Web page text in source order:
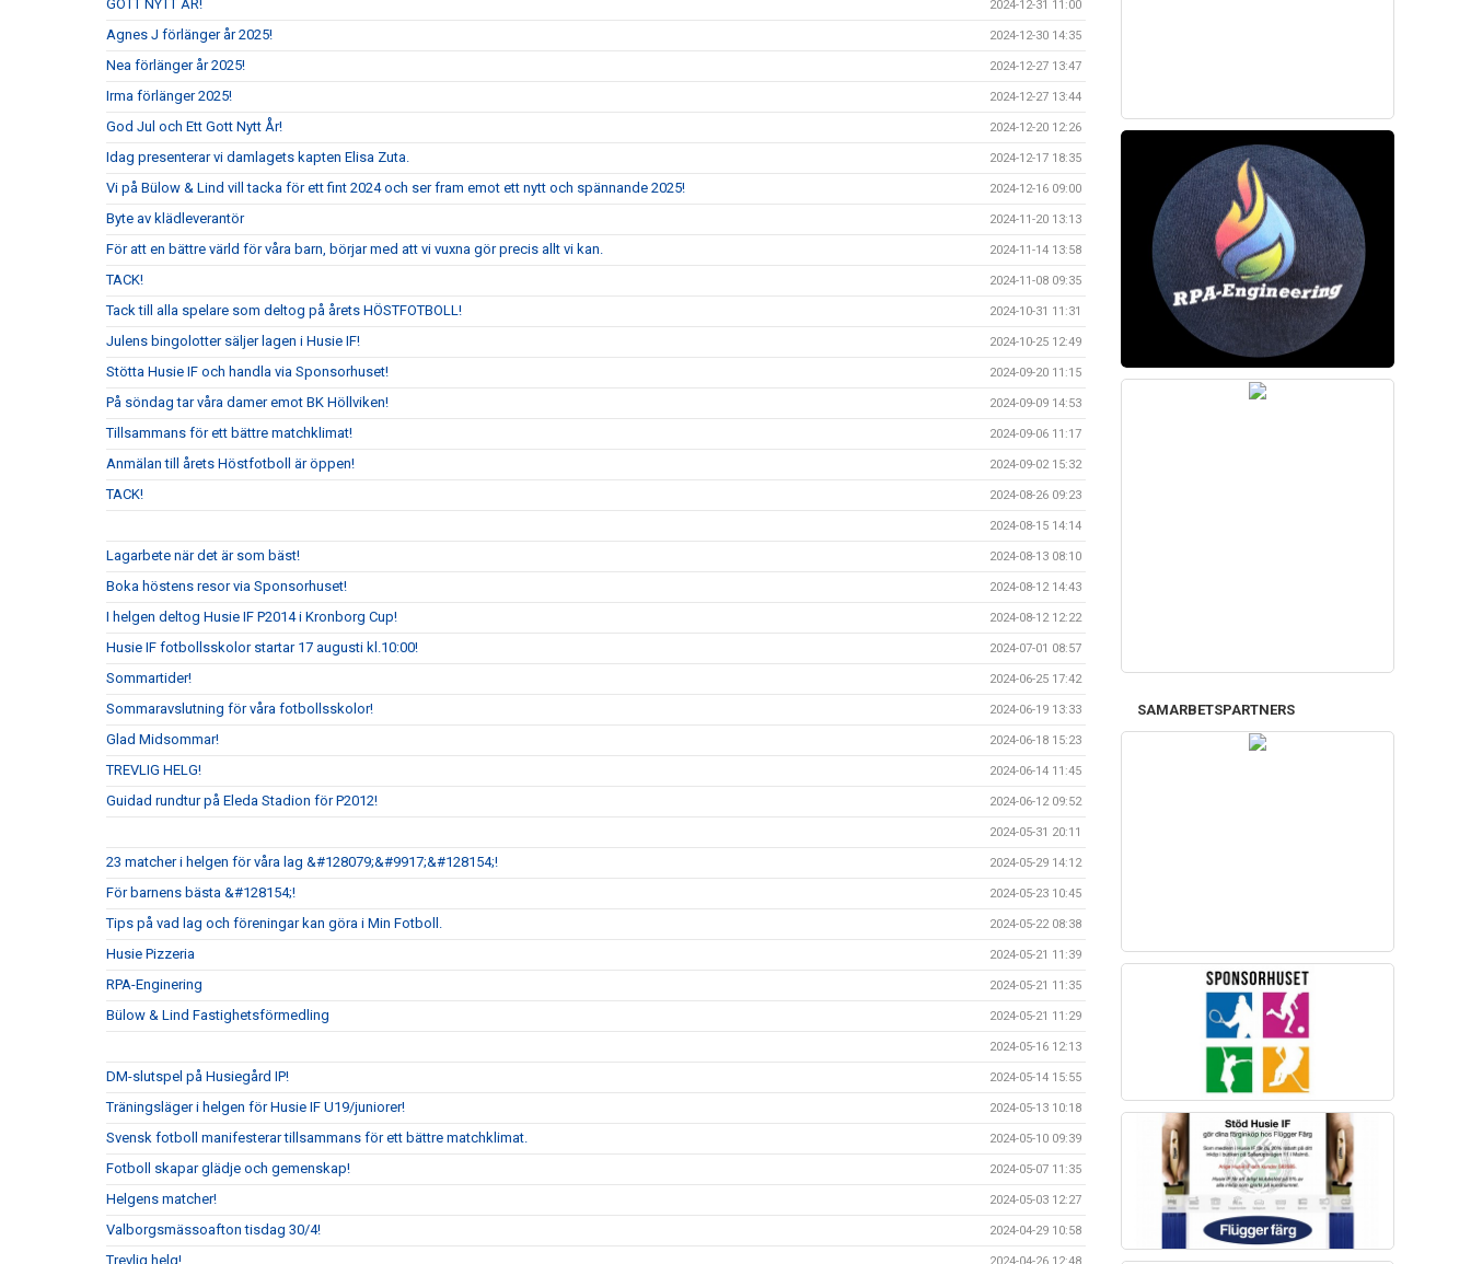
GOTT NYTT ÅR! 2024-12-31 11:00
Agnes J förlänger år 2025! 2024-12-30 14:35
Nea förlänger år 2025! 2024-12-27 13:47
Irma förlänger 2025! 2024-12-27 13:44
God Jul och Ett Gott Nytt År! 2024-12-20 12:26
Idag presenterar vi damlagets kapten Elisa Zuta. 2024-12-17 18:35
Vi på Bülow & Lind vill tacka för ett fint 2024 och ser fram emot ett nytt och spännande 2025! 2024-12-16 09:00
Byte av klädleverantör 2024-11-20 13:13
För att en bättre värld för våra barn, börjar med att vi vuxna gör precis allt vi kan. 2024-11-14 13:58
TACK! 2024-11-08 09:35
Tack till alla spelare som deltog på årets HÖSTFOTBOLL! 2024-10-31 11:31
Julens bingolotter säljer lagen i Husie IF! 2024-10-25 12:49
Stötta Husie IF och handla via Sponsorhuset! 2024-09-20 11:15
På söndag tar våra damer emot BK Höllviken! 2024-09-09 14:53
Tillsammans för ett bättre matchklimat! 2024-09-06 11:17
Anmälan till årets Höstfotboll är öppen! 2024-09-02 15:32
TACK! 2024-08-26 09:23
2024-08-15 14:14
Lagarbete när det är som bäst! 2024-08-13 08:10
Boka höstens resor via Sponsorhuset! 2024-08-12 14:43
I helgen deltog Husie IF P2014 i Kronborg Cup! 2024-08-12 12:22
Husie IF fotbollsskolor startar 17 augusti kl.10:00! 2024-07-01 08:57
Sommartider! 2024-06-25 17:42
Sommaravslutning för våra fotbollsskolor! 2024-06-19 13:33
Glad Midsommar! 2024-06-18 15:23
TREVLIG HELG! 2024-06-14 11:45
Guidad rundtur på Eleda Stadion för P2012! 2024-06-12 09:52
2024-05-31 20:11
23 matcher i helgen för våra lag &#128079;&#9917;&#128154;! 2024-05-29 14:12
För barnens bästa &#128154;! 2024-05-23 10:45
Tips på vad lag och föreningar kan göra i Min Fotboll. 2024-05-22 08:38
Husie Pizzeria 2024-05-21 11:39
RPA-Enginering 2024-05-21 11:35
Bülow & Lind Fastighetsförmedling 2024-05-21 11:29
2024-05-16 12:13
DM-slutspel på Husiegård IP! 2024-05-14 15:55
Träningsläger i helgen för Husie IF U19/juniorer! 2024-05-13 10:18
Svensk fotboll manifesterar tillsammans för ett bättre matchklimat. 2024-05-10 09:39
Fotboll skapar glädje och gemenskap! 2024-05-07 11:35
Helgens matcher! 2024-05-03 12:27
Valborgsmässoafton tisdag 30/4! 2024-04-29 10:58
Trevlig helg!
SAMARBETSPARTNERS